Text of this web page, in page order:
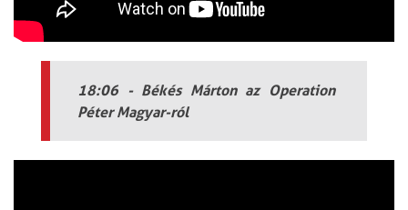
18:06 - Békés Márton az Operation
Péter Magyar-ról